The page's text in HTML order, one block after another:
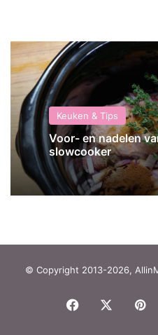
Keuken & Tips
Voor- en nadelen
slowcooker
© Copyright 2013-2026,
Facebook